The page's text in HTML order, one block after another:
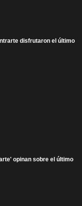
disfrutaron el último
opinan sobre el último